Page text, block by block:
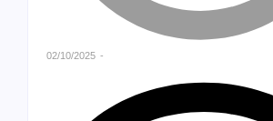
02/10/2025 -